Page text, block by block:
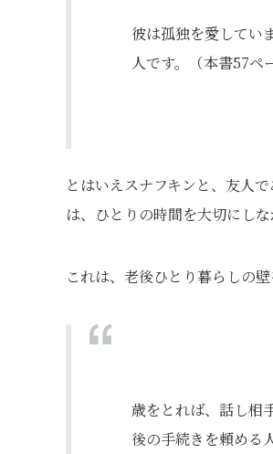
彼は孤独を愛してい
人です。（本書57ペ
とはいえスナフキンと、友人
は、ひとりの時間を大切にし
これは、老後ひとり暮らしの
歳をとれば、話し相
後の手続きを頼める